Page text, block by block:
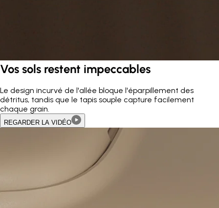
Vos sols restent impeccables
Le design incurvé de l'allée bloque l'éparpillement des
détritus, tandis que le tapis souple capture facilement
chaque grain.
REGARDER LA VIDÉO